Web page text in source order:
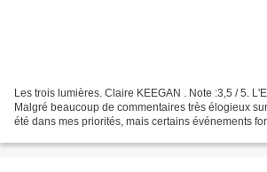
Les trois lumières. Claire KEEGAN . Note :3,5 / 5.
Malgré beaucoup de commentaires très élogieux
été dans mes priorités, mais certains événements